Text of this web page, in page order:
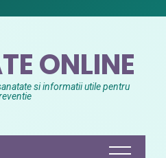
ONLINE
si informatii utile pentru